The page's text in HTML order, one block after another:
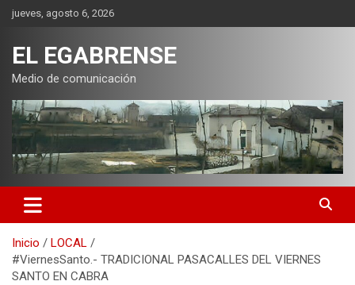
Saltarjueves, agosto 6, 2026
EL EGABRENSE
Medio de comunicación
Inicio
LOCAL
#ViernesSanto.- TRADICIONAL PASACALLES DEL VIERNES
SANTO EN CABRA